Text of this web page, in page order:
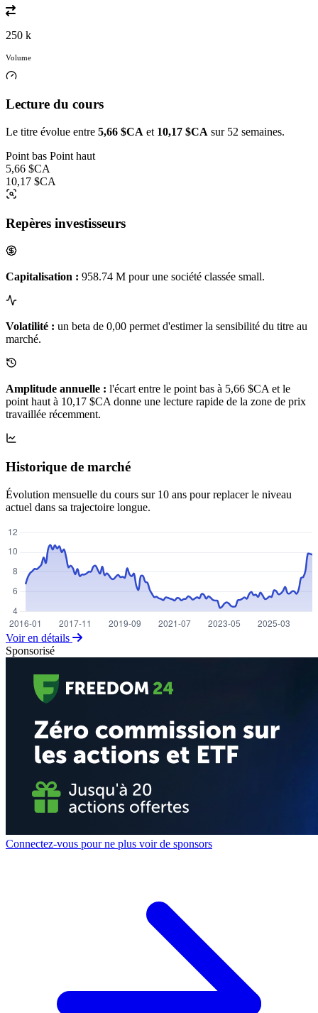
250 k
Volume
Lecture du cours
Le titre évolue entre 5,66 $CA et 10,17 $CA sur 52 semaines.
Point bas Point haut
5,66 $CA
10,17 $CA
Repères investisseurs
Capitalisation : 958.74 M pour une société classée small.
Volatilité : un beta de 0,00 permet d'estimer la sensibilité du titre au
marché.
Amplitude annuelle : l'écart entre le point bas à 5,66 $CA et le
point haut à 10,17 $CA donne une lecture rapide de la zone de prix
travaillée récemment.
Historique de marché
Évolution mensuelle du cours sur 10 ans pour replacer le niveau
actuel dans sa trajectoire longue.
Voir en détails
Sponsorisé
Connectez-vous pour ne plus voir de sponsors